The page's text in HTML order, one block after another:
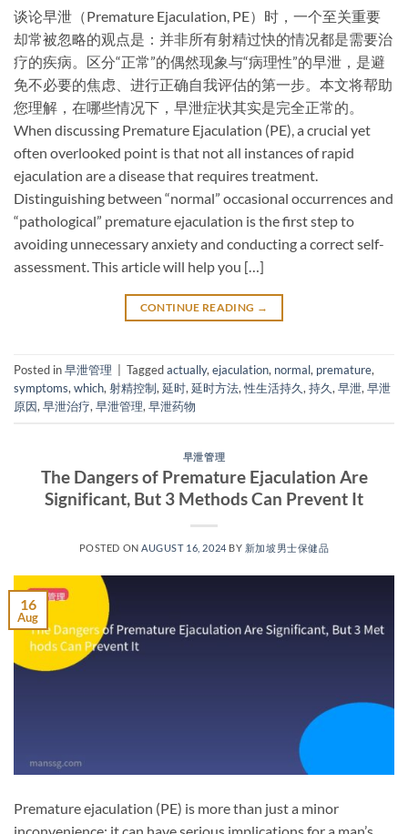
谈论早泄（Premature Ejaculation, PE）时，一个至关重要
却常被忽略的观点是：​并非所有射精过快的情况都是需要治
疗的疾病。区分“正常”的偶然现象与“病理性”的早泄，是避
免不必要的焦虑、进行正确自我评估的第一步。本文将帮助
您理解，在哪些情况下，早泄症状其实是完全正常的。
When discussing Premature Ejaculation (PE), a crucial yet
often overlooked point is that ​not all instances of rapid
ejaculation are a disease that requires treatment.
Distinguishing between “normal” occasional occurrences and
“pathological” premature ejaculation is the first step to
avoiding unnecessary anxiety and conducting a correct self-
assessment. This article will help you […]
CONTINUE READING →
Posted in早泄管理 Taggedactually,ejaculation, normal, premature,
symptoms,which,射精控制,延时,延时方法,性生活持久,持久,早泄,早泄
原因,早泄治疗,早泄管理,早泄药物
早泄管理
The Dangers of Premature Ejaculation Are
Significant, But 3 Methods Can Prevent It
POSTED ONAUGUST 16, 2024 BY 新加坡男士保健品
16
Aug
Premature ejaculation (PE) is more than just a minor